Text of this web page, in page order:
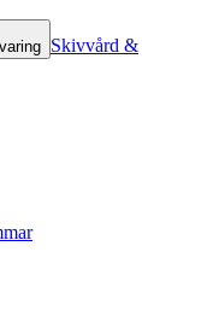
Skivvård &